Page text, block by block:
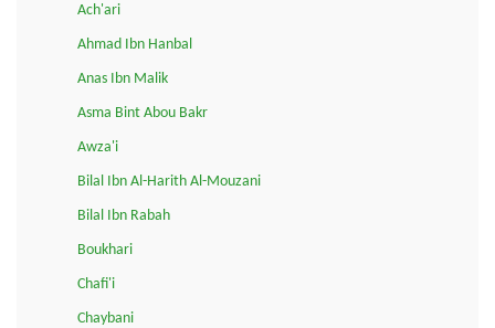
Ach'ari
Ahmad Ibn Hanbal
Anas Ibn Malik
Asma Bint Abou Bakr
Awza'i
Bilal Ibn Al-Harith Al-Mouzani
Bilal Ibn Rabah
Boukhari
Chafi'i
Chaybani